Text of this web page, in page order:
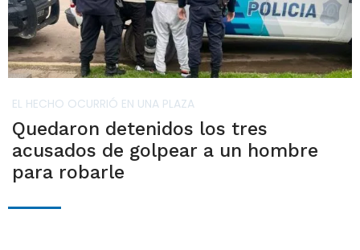
EL HECHO OCURRIÓ EN UNA PLAZA
Quedaron detenidos los tres
acusados de golpear a un hombre
para robarle